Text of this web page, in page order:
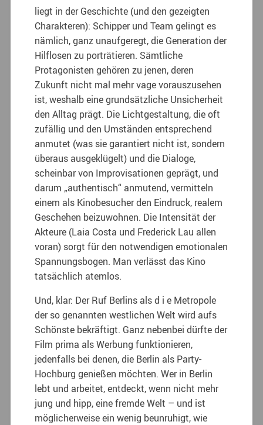
liegt in der Geschichte (und den gezeigten
Charakteren): Schipper und Team gelingt es
nämlich, ganz unaufgeregt, die Generation der
Hilflosen zu porträtieren. Sämtliche
Protagonisten gehören zu jenen, deren
Zukunft nicht mal mehr vage vorauszusehen
ist, weshalb eine grundsätzliche Unsicherheit
den Alltag prägt. Die Lichtgestaltung, die oft
zufällig und den Umständen entsprechend
anmutet (was sie garantiert nicht ist, sondern
überaus ausgeklügelt) und die Dialoge,
scheinbar von Improvisationen geprägt, und
darum „authentisch“ anmutend, vermitteln
einem als Kinobesucher den Eindruck, realem
Geschehen beizuwohnen. Die Intensität der
Akteure (Laia Costa und Frederick Lau allen
voran) sorgt für den notwendigen emotionalen
Spannungsbogen. Man verlässt das Kino
tatsächlich atemlos.
Und, klar: Der Ruf Berlins als d i e Metropole
der so genannten westlichen Welt wird aufs
Schönste bekräftigt. Ganz nebenbei dürfte der
Film prima als Werbung funktionieren,
jedenfalls bei denen, die Berlin als Party-
Hochburg genießen möchten. Wer in Berlin
lebt und arbeitet, entdeckt, wenn nicht mehr
jung und hipp, eine fremde Welt – und ist
möglicherweise ein wenig beunruhigt, wie